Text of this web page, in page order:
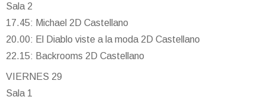
Sala 2
17.45: Michael 2D Castellano
20.00: El Diablo viste a la moda 2D Castellano
22.15: Backrooms 2D Castellano
VIERNES 29
Sala 1